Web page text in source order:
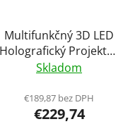
Multifunkčný 3D LED
Holografický Projektor
Hologram s
45cm Holofan
Reklamný Pútač Fan s
Skladom
€189,87 bez DPH
€229,74